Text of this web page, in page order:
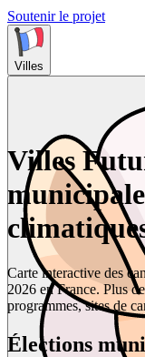
Soutenir le projet
Villes
Villes
Carte interactive des
2026 en France. Plus
programmes, sites de
Élections